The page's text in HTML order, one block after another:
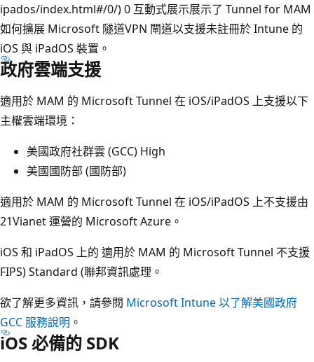
ipados/index.html#/0/) 0 互動式展示展示了 Tunnel for MAM
如何擴展 Microsoft 隧道VPN 閘道以支援未註冊於 Intune 的
iOS 與 iPadOS 裝置。
政府雲端支援
適用於 MAM 的 Microsoft Tunnel 在 iOS/iPadOS 上支援以下
主權雲端環境：
美國政府社群雲 (GCC) High
美國國防部 (國防部)
適用於 MAM 的 Microsoft Tunnel 在 iOS/iPadOS 上不支援由
21Vianet 運營的 Microsoft Azure。
iOS 和 iPadOS 上的 適用於 MAM 的 Microsoft Tunnel 不支援
FIPS) Standard (聯邦資訊處理。
欲了解更多資訊，請參閱 Microsoft Intune 以了解美國政府
GCC 服務說明 。
iOS 必備的 SDK